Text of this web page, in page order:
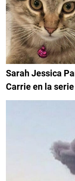
Sarah Jessica
Carrie en la